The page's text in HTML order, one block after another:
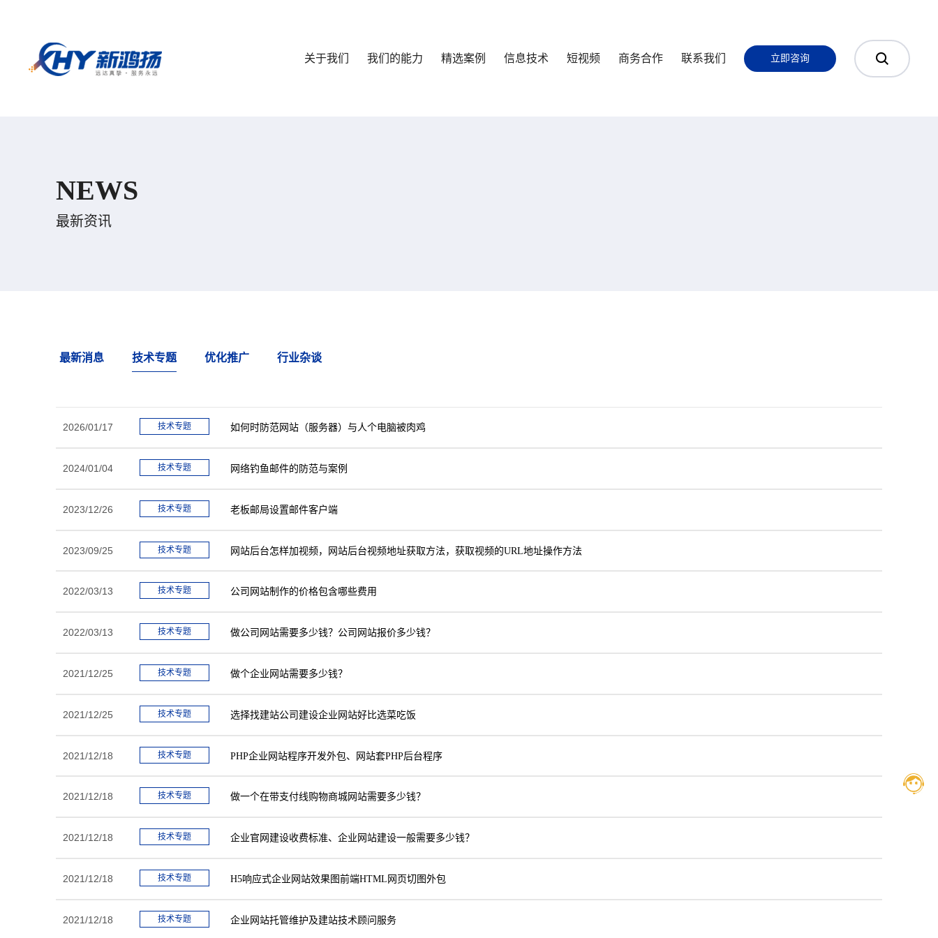
关于我们 我们的能力
精选案例
信息技术
短视频 商务合作 联系我们 立即咨询
NEWS
最新资讯
最新消息 技术专题 优化推广 行业杂谈
2026/01/17 技术专题 如何时防范网站（服务器）与人个电脑被肉鸡
2024/01/04 技术专题 网络钓鱼邮件的防范与案例
2023/12/26 技术专题 老板邮局设置邮件客户端
2023/09/25 技术专题 网站后台怎样加视频，网站后台视频地址获取方法，获取视频的URL地址操作方法
2022/03/13 技术专题 公司网站制作的价格包含哪些费用
2022/03/13 技术专题 做公司网站需要多少钱？公司网站报价多少钱？
2021/12/25 技术专题 做个企业网站需要多少钱？
2021/12/25 技术专题 选择找建站公司建设企业网站好比选菜吃饭
2021/12/18 技术专题 PHP企业网站程序开发外包、网站套PHP后台程序
2021/12/18 技术专题 做一个在带支付线购物商城网站需要多少钱？
2021/12/18 技术专题 企业官网建设收费标准、企业网站建设一般需要多少钱？
2021/12/18 技术专题 H5响应式企业网站效果图前端HTML网页切图外包
2021/12/18 技术专题 企业网站托管维护及建站技术顾问服务